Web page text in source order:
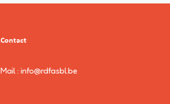
Contact
Mail : info@rdfasbl.be